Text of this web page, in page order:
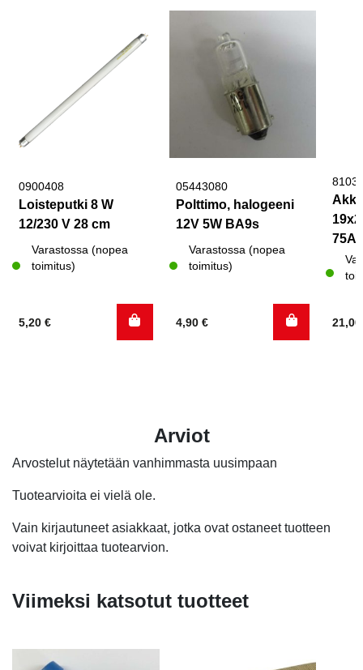
0900408
Loisteputki 8 W
12/230 V 28 cm
Varastossa (nopea
toimitus)
5,20 €
05443080
Polttimo, halogeeni
12V 5W BA9s
Varastossa (nopea
toimitus)
4,90 €
Arviot
Arvostelut näytetään vanhimmasta uusimpaan
Tuotearvioita ei vielä ole.
Vain kirjautuneet asiakkaat, jotka ovat ostaneet tuotteen
voivat kirjoittaa tuotearvion.
Viimeksi katsotut tuotteet